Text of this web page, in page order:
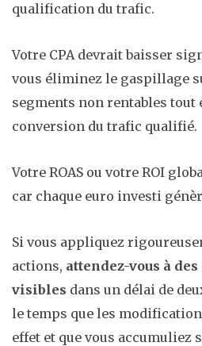
qualification du trafic.
Votre CPA devrait baisser
vous éliminez le gaspillage
segments non rentables tout
conversion du trafic qualifié.
Votre ROAS ou votre ROI
car chaque euro investi
Si vous appliquez
actions, attendez-vous à
visibles dans un délai de
le temps que les
effet et que vous accumuliez